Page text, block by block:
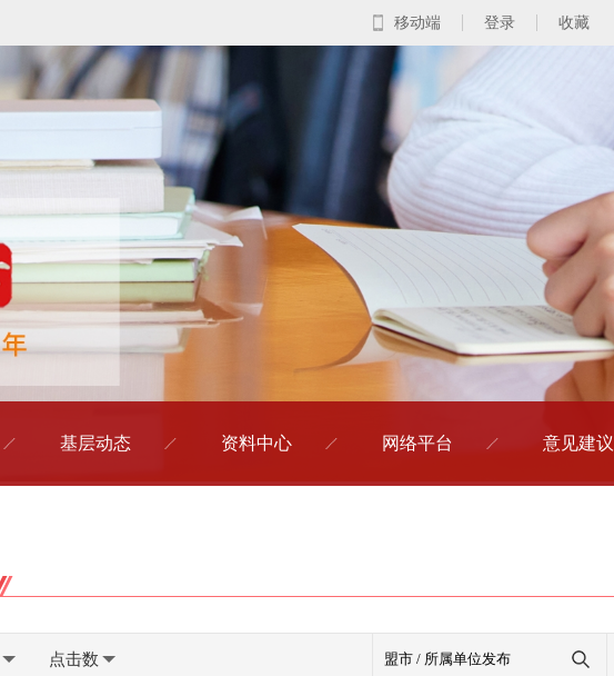
移动端 登录 收藏
基层动态 资料中心 网络平台 意见建议
点击数